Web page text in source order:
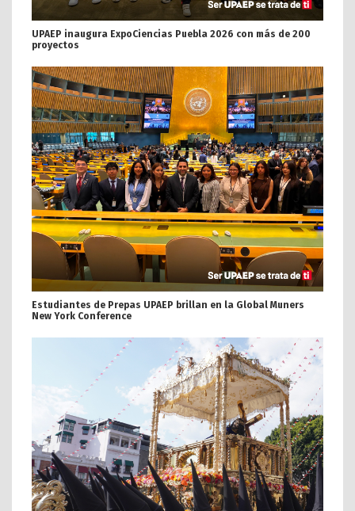
UPAEP inaugura ExpoCiencias Puebla 2026 con más de 200
proyectos
Estudiantes de Prepas UPAEP brillan en la Global Muners
New York Conference